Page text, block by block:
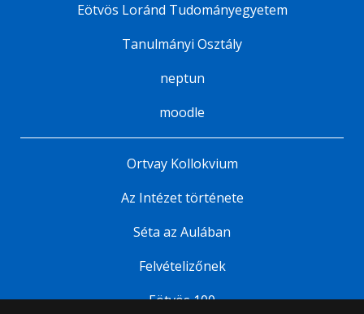
Eötvös Loránd Tudományegyetem
Tanulmányi Osztály
neptun
moodle
Ortvay Kollokvium
Az Intézet története
Séta az Aulában
Felvételizőnek
Eötvös 100